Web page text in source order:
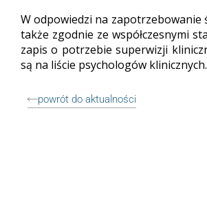
W odpowiedzi na zapotrzebowanie
także zgodnie ze współczesnymi
zapis o potrzebie superwizji
są na liście psychologów klinicznych.
powrót do aktualności